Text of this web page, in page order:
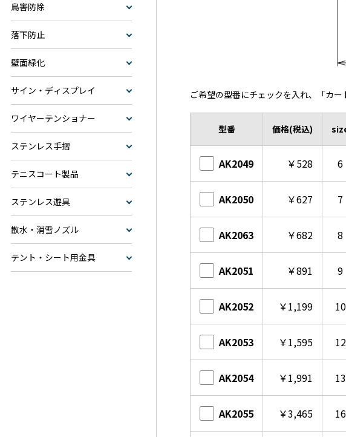
鳥害防除
落下防止
壁面緑化
サイン・ディスプレイ
ワイヤーテンショナー
ステンレス手摺
テニスコート製品
ステンレス遊具
散水・消雪ノズル
テント・シート用金具
ご希望の型番にチェックを入れ、「カ
型番 価格(税込)
AK2049 ￥528 6
AK2050 ￥627 7
AK2063 ￥682 8
AK2051 ￥891 9
AK2052 ￥1,199 10
AK2053 ￥1,595 12
AK2054 ￥1,991 13
AK2055 ￥3,465 16